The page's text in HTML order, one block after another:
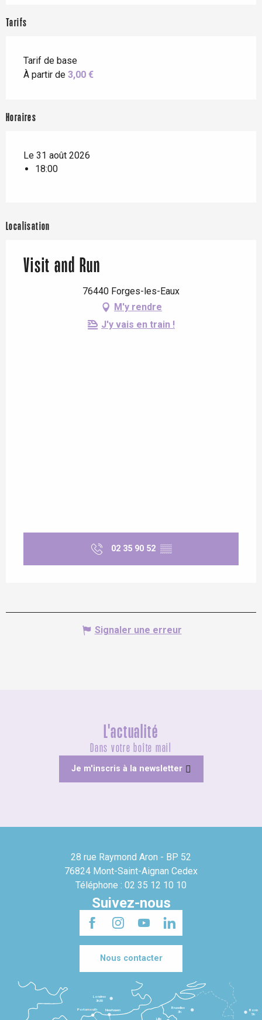
Tarifs
Tarif de base
À partir de 3,00 €
Horaires
Le 31 août 2026
18:00
Localisation
Visit and Run
76440 Forges-les-Eaux
M'y rendre
J'y vais en train !
02 35 90 52 ▒▒
Signaler une erreur
L'actualité
Dans votre boîte mail
Je m'inscris à la newsletter
28 rue Raymond Aron - BP 52
76824 Mont-Saint-Aignan Cedex
Téléphone : 02 35 12 10 10
Suivez-nous
Nous contacter
Lille
Bruxelles
3h
Londres
3h30
Newhaven
Portsmouth
Bonn
5h